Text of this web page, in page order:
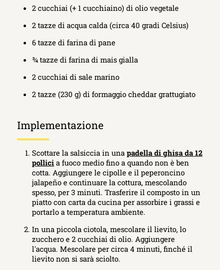
2 cucchiai (+ 1 cucchiaino) di olio vegetale
2 tazze di acqua calda (circa 40 gradi Celsius)
6 tazze di farina di pane
¾ tazze di farina di mais gialla
2 cucchiai di sale marino
2 tazze (230 g) di formaggio cheddar grattugiato
Implementazione
Scottare la salsiccia in unapadella di ghisa da 12
pollici a fuoco medio fino a quando non è ben
cotta. Aggiungere le cipolle e il peperoncino
jalapeño e continuare la cottura, mescolando
spesso, per 3 minuti. Trasferire il composto in un
piatto con carta da cucina per assorbire i grassi e
portarlo a temperatura ambiente.
In una piccola ciotola, mescolare il lievito, lo
zucchero e 2 cucchiai di olio. Aggiungere
l'acqua. Mescolare per circa 4 minuti, finché il
lievito non si sarà sciolto.